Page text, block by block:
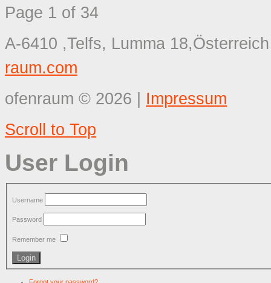
Page 1 of 34
A-6410 ,Telfs, Lumma 18,Österreich
raum.com
ofenraum © 2026
Impressum
Scroll to Top
User Login
Username
Password
Remember me
Forgot your password?